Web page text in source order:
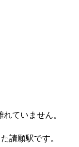
ていません。
請願駅です。